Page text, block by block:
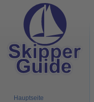
Hauptseite